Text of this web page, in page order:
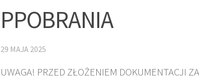
PPOBRANIA
29 MAJA 2025
UWAGA! PRZED ZŁOŻENIEM DOKUMENTACJI